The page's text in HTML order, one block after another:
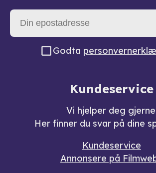
Godta
Kundeservice
Vi hjelper deg
Her finner du svar på dine
Kundeservice
Annonsere på